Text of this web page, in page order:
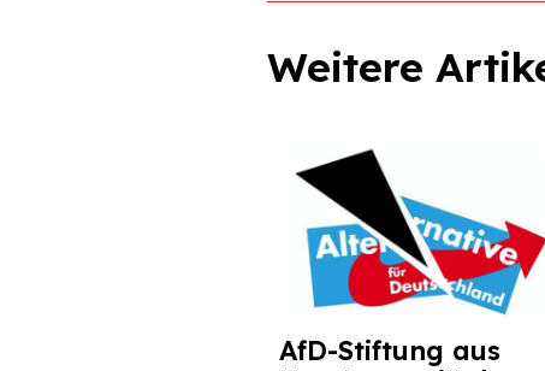
Weitere
AfD-Stiftung aus